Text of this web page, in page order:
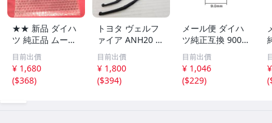
★★ 新品 ダイハ
ツ 純正品 ムーヴ
L150S L152S L16
0S リアゲート バ
ックドア トラン
ク 後ろ ドアノブ
目前出價
¥ 1,680
($368)
トヨタ ヴェルフ
ァイア ANH20 A
NH25 純正 ワイ
パーアーム 左右
セット [D98 CW-
35]
目前出價
¥ 1,800
($394)
メール便 ダイハ
ツ純正互換 9004
4-68280同等 フ
ードインシュレー
ター スクリュー
グロメット クリ
目前出價
¥ 1,046
($229)
(